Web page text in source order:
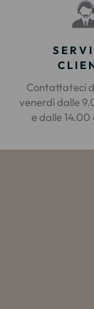
Contattateci
venerdì dalle
e dalle 14.00